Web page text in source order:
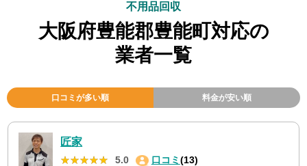
不用品回収
大阪府豊能郡豊能町対応の
業者一覧
口コミが多い順 料金が安い順
匠家
★★★★★
★★★★★ 5.0 口コミ (13)